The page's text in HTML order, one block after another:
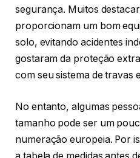
segurança. Muitos
proporcionam um bom
solo, evitando acidentes
gostaram da proteção
com seu sistema de travas
No entanto, algumas
tamanho pode ser um
numeração europeia. Por
a tabela de medidas antes